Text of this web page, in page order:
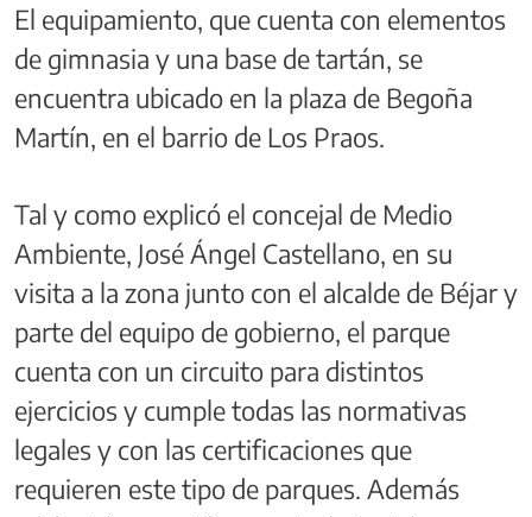
El equipamiento, que cuenta con elementos
de gimnasia y una base de tartán, se
encuentra ubicado en la plaza de Begoña
Martín, en el barrio de Los Praos.
Tal y como explicó el concejal de Medio
Ambiente, José Ángel Castellano, en su
visita a la zona junto con el alcalde de Béjar y
parte del equipo de gobierno, el parque
cuenta con un circuito para distintos
ejercicios y cumple todas las normativas
legales y con las certificaciones que
requieren este tipo de parques. Además